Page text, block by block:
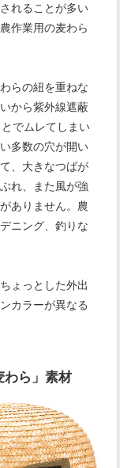
れることが多い
作業用の麦わら
らの紐を重ねな
から紫外線遮蔽
でムレてしまい
多数の穴が開い
、大きなつばが
れ、また風が強
ありません。農
ニング、釣りな
ょっとした外出
カラーが異なる
わら」素材